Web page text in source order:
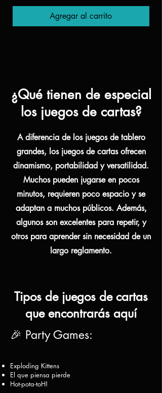
Agregar al carrito
¿Qué tienen de especial
los juegos de cartas?
A diferencia de los juegos de tablero
grandes, los juegos de cartas ofrecen
dinamismo, portabilidad y versatilidad.
Muchos pueden jugarse en pocos
minutos, requieren poco espacio y se
adaptan a muchos públicos. Además,
algunos son excelentes para repetir, y
otros para aprender sin necesidad de un
largo reglamento.
Tipos de juegos de cartas
que encontrarás aquí
🎉 Party Games:
Exploding Kittens
El que piensa pierde
Hot-pota-toH!